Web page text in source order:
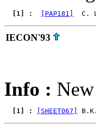
  [1] :
[PAP181]
C.
IECON'93
Info :
  [1] :
[SHEET067]